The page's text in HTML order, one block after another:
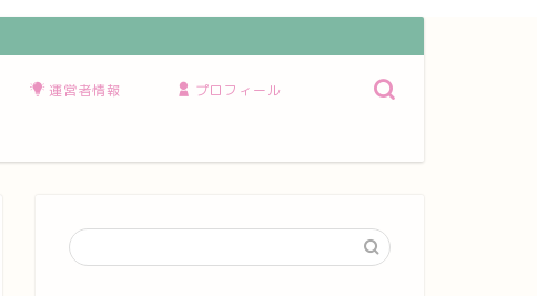
運営者情報 プロフィール